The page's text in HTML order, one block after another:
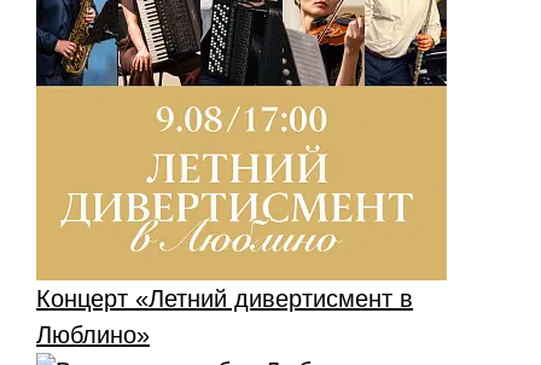
Концерт «Летний дивертисмент в
Люблино»